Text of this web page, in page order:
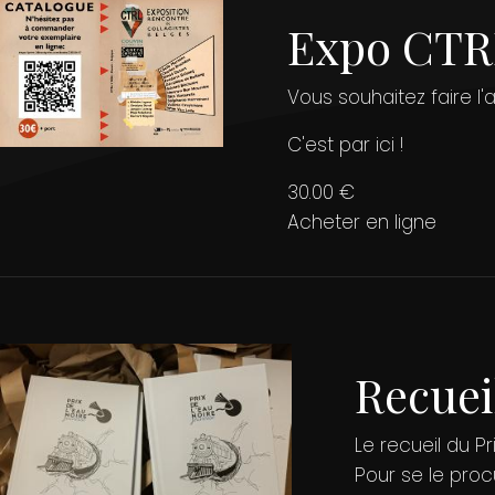
Photo
de
couverture
Expo
Descriptif
Vous souhaitez faire
C'est par ici !
Prix
30.00 €
Lien
Acheter en ligne
Photo
de
couverture
Descriptif
Le recueil du
Pour se le